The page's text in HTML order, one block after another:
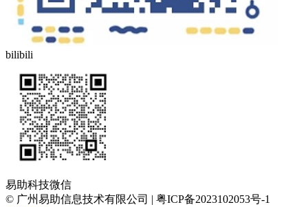
bilibili
易助科技微信
© 广州易助信息技术有限公司 | 粤ICP备2023102053号-1